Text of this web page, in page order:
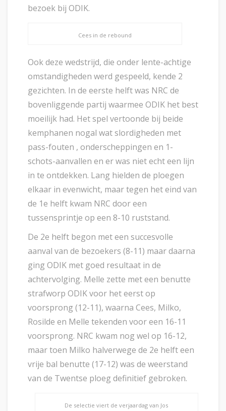
bezoek bij ODIK.
Cees in de rebound
Ook deze wedstrijd, die onder lente-achtige
omstandigheden werd gespeeld, kende 2
gezichten. In de eerste helft was NRC de
bovenliggende partij waarmee ODIK het best
moeilijk had. Het spel vertoonde bij beide
kemphanen nogal wat slordigheden met
pass-fouten , onderscheppingen en 1-
schots-aanvallen en er was niet echt een lijn
in te ontdekken. Lang hielden de ploegen
elkaar in evenwicht, maar tegen het eind van
de 1e helft kwam NRC door een
tussensprintje op een 8-10 ruststand.
De 2e helft begon met een succesvolle
aanval van de bezoekers (8-11) maar daarna
ging ODIK met goed resultaat in de
achtervolging. Melle zette met een benutte
strafworp ODIK voor het eerst op
voorsprong (12-11), waarna Cees, Milko,
Rosilde en Melle tekenden voor een 16-11
voorsprong. NRC kwam nog wel op 16-12,
maar toen Milko halverwege de 2e helft een
vrije bal benutte (17-12) was de weerstand
van de Twentse ploeg definitief gebroken.
De selectie viert de verjaardag van Jos